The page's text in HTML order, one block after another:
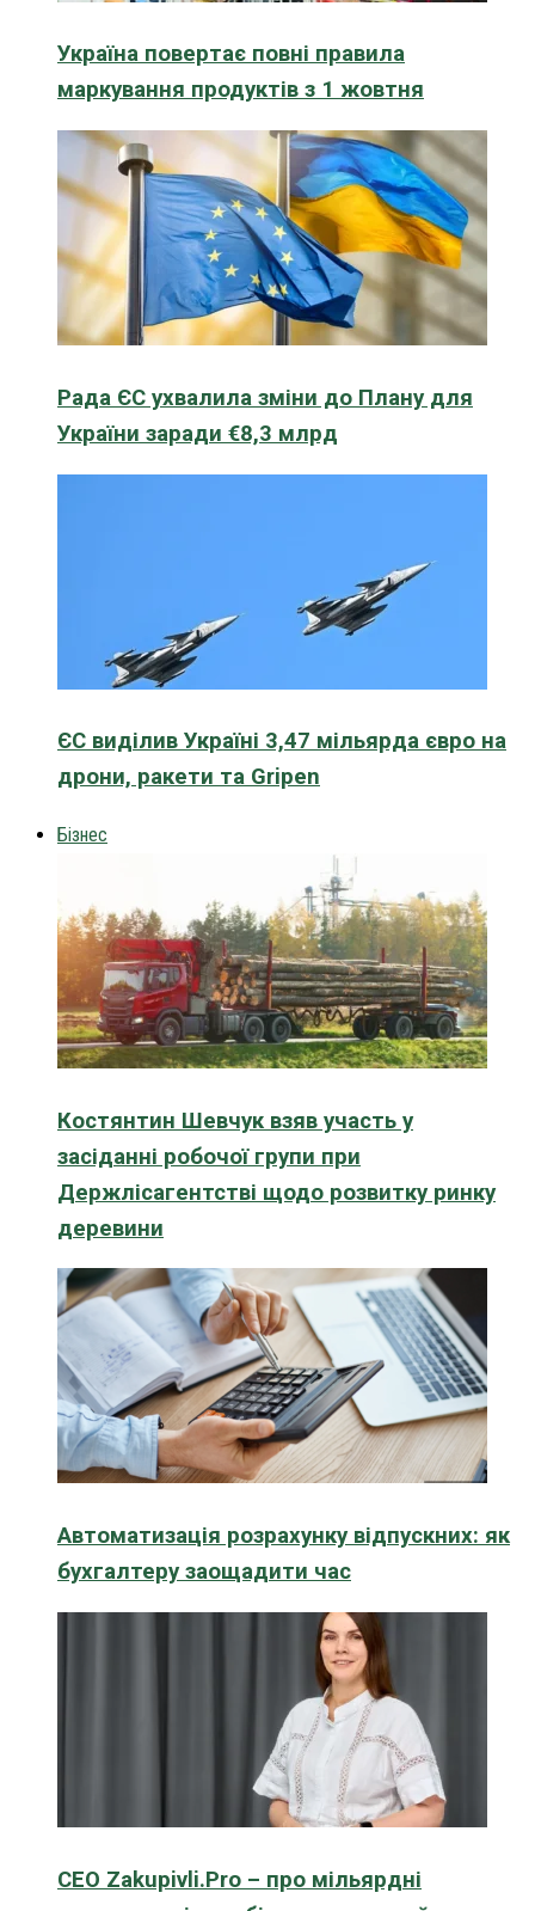
Україна повертає повні правила
маркування продуктів з 1 жовтня
Рада ЄС ухвалила зміни до Плану для
України заради €8,3 млрд
ЄС виділив Україні 3,47 мільярда євро на
дрони, ракети та Gripen
Бізнес
Костянтин Шевчук взяв участь у
засіданні робочої групи при
Держлісагентстві щодо розвитку ринку
деревини
Автоматизація розрахунку відпускних: як
бухгалтеру заощадити час
CEO Zakupivli.Pro – про мільярдні